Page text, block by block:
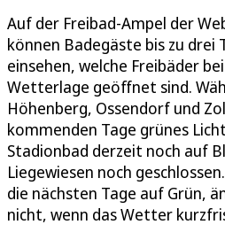
Auf der Freibad-Ampel der
können Badegäste bis zu drei
einsehen, welche Freibäder
Wetterlage geöffnet sind.
Höhenberg, Ossendorf und
kommenden Tage grünes
Stadionbad derzeit noch auf
Liegewiesen noch
die nächsten Tage auf Grün,
nicht, wenn das Wetter